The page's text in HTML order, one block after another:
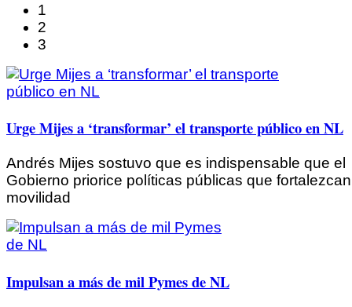
1
2
3
Urge Mijes a ‘transformar’ el transporte público en NL
Andrés Mijes sostuvo que es indispensable que el
Gobierno priorice políticas públicas que
movilidad
Impulsan a más de mil Pymes de NL